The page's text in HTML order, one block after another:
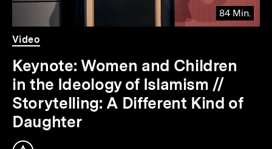
84 Min.
Video
Dauer
84
Min.
Video
Keynote: Women and Children
in the Ideology of Islamism //
Storytelling: A Different Kind of
Daughter